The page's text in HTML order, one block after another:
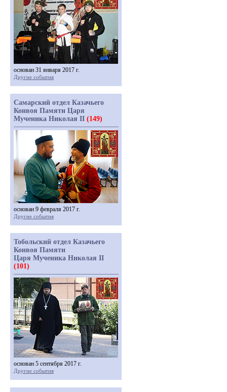
основан 31 января 2017 г.
Другие события
Самарский отдел Казачьего
Конвоя Памяти Царя
Мученика Николая II (149)
основан 9 февраля 2017 г.
Другие события
Тобольский отдел Казачьего
Конвоя Памяти
Царя Мученика Николая II
(101)
основан 5 сентября 2017 г.
Другие события